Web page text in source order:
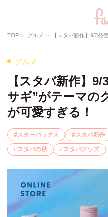
TOP グルメ 【スタバ新作】9/3発売♡“月を運
グルメ
【スタバ新作】
サギ”がテーマの
が可愛すぎる！
スターバックス スタバ新作
スタバの秋 スタバグッズ